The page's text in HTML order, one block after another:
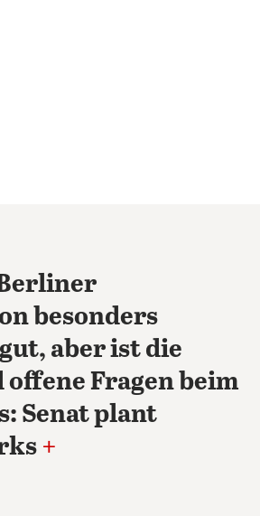
besonders
aber ist die
Fragen beim
Senat plant
+